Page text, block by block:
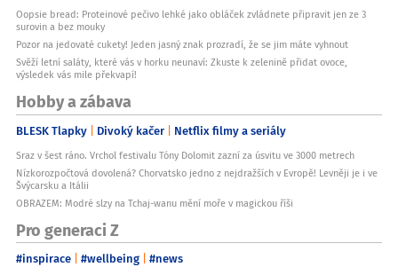
Oopsie bread: Proteinové pečivo lehké jako obláček zvládnete připravit jen ze 3
surovin a bez mouky
Pozor na jedovaté cukety! Jeden jasný znak prozradí, že se jim máte vyhnout
Svěží letní saláty, které vás v horku neunaví: Zkuste k zelenině přidat ovoce,
výsledek vás mile překvapí!
Hobby a zábava
BLESK Tlapky Divoký kačer Netflix filmy a seriály
Sraz v šest ráno. Vrchol festivalu Tóny Dolomit zazní za úsvitu ve 3000 metrech
Nízkorozpočtová dovolená? Chorvatsko jedno z nejdražších v Evropě! Levněji je i ve
Švýcarsku a Itálii
OBRAZEM: Modré slzy na Tchaj-wanu mění moře v magickou říši
Pro generaci Z
#inspirace #wellbeing #news